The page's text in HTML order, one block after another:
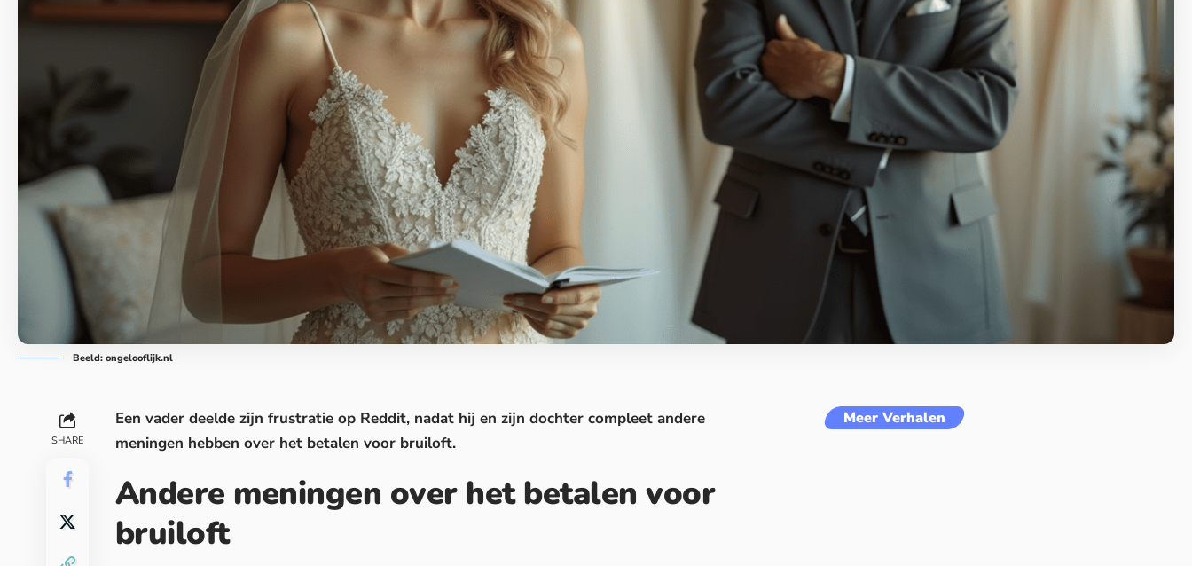
Beeld: ongelooflijk.nl
SHARE
Een vader deelde zijn frustratie op Reddit, nadat hij en zijn dochter compleet andere
meningen hebben over het betalen voor bruiloft.
Andere meningen over het betalen voor
bruiloft
Meer Verhalen